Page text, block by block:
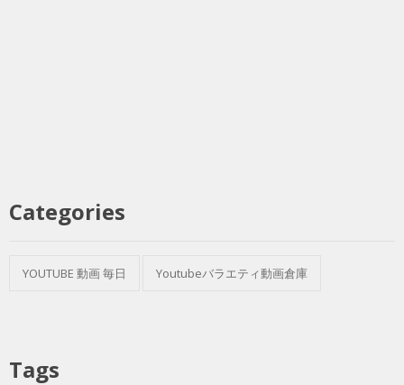
Categories
YOUTUBE 動画 毎日 Youtubeバラエティ動画倉庫
Tags